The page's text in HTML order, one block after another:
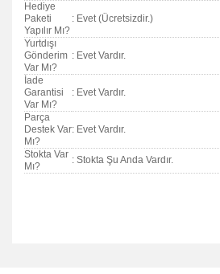
Hediye
Paketi
Yapılır Mı?
: Evet (Ücretsizdir.)
Yurtdışı
Gönderim
Var Mı?
: Evet Vardır.
İade
Garantisi
Var Mı?
: Evet Vardır.
Parça
Destek Var
Mı?
: Evet Vardır.
Stokta Var
Mı?
: Stokta Şu Anda Vardır.